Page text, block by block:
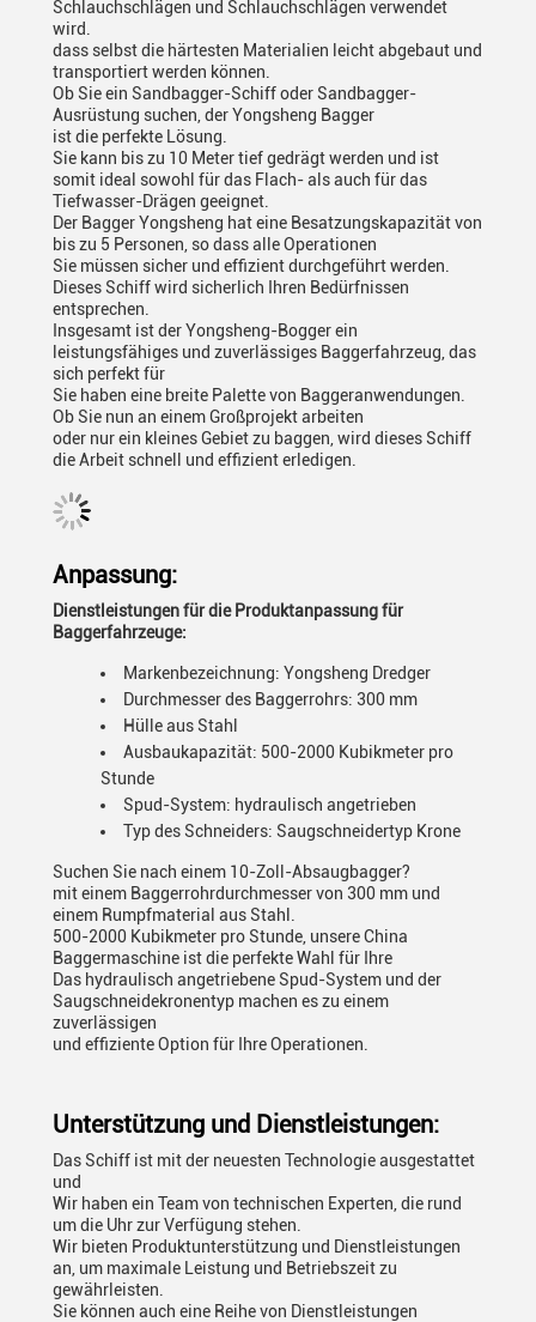
Schlauchschlägen und Schlauchschlägen verwendet
wird.
dass selbst die härtesten Materialien leicht abgebaut und
transportiert werden können.
Ob Sie ein Sandbagger-Schiff oder Sandbagger-
Ausrüstung suchen, der Yongsheng Bagger
ist die perfekte Lösung.
Sie kann bis zu 10 Meter tief gedrägt werden und ist
somit ideal sowohl für das Flach- als auch für das
Tiefwasser-Drägen geeignet.
Der Bagger Yongsheng hat eine Besatzungskapazität von
bis zu 5 Personen, so dass alle Operationen
Sie müssen sicher und effizient durchgeführt werden.
Dieses Schiff wird sicherlich Ihren Bedürfnissen
entsprechen.
Insgesamt ist der Yongsheng-Bogger ein
leistungsfähiges und zuverlässiges Baggerfahrzeug, das
sich perfekt für
Sie haben eine breite Palette von Baggeranwendungen.
Ob Sie nun an einem Großprojekt arbeiten
oder nur ein kleines Gebiet zu baggen, wird dieses Schiff
die Arbeit schnell und effizient erledigen.
Anpassung:
Dienstleistungen für die Produktanpassung für
Baggerfahrzeuge:
Markenbezeichnung: Yongsheng Dredger
Durchmesser des Baggerrohrs: 300 mm
Hülle aus Stahl
Ausbaukapazität: 500-2000 Kubikmeter pro
Stunde
Spud-System: hydraulisch angetrieben
Typ des Schneiders: Saugschneidertyp Krone
Suchen Sie nach einem 10-Zoll-Absaugbagger?
mit einem Baggerrohrdurchmesser von 300 mm und
einem Rumpfmaterial aus Stahl.
500-2000 Kubikmeter pro Stunde, unsere China
Baggermaschine ist die perfekte Wahl für Ihre
Das hydraulisch angetriebene Spud-System und der
Saugschneidekronentyp machen es zu einem
zuverlässigen
und effiziente Option für Ihre Operationen.
Unterstützung und Dienstleistungen:
Das Schiff ist mit der neuesten Technologie ausgestattet
und
Wir haben ein Team von technischen Experten, die rund
um die Uhr zur Verfügung stehen.
Wir bieten Produktunterstützung und Dienstleistungen
an, um maximale Leistung und Betriebszeit zu
gewährleisten.
Sie können auch eine Reihe von Dienstleistungen